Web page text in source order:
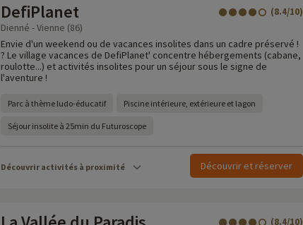
DefiPlanet (8.4/10)
Dienné - Vienne (86)
Envie d'un weekend ou de vacances insolites dans un cadre préservé !
? Le village vacances de DefiPlanet' concentre hébergements (cabane,
roulotte...) et activités insolites pour un séjour sous le signe de
l'aventure !
Parc à thème ludo-éducatif Piscine intérieure, extérieure et lagon
Séjour insolite à 25min du Futuroscope
Découvrir activités à proximité Découvrir et réserver
(8.4/10)